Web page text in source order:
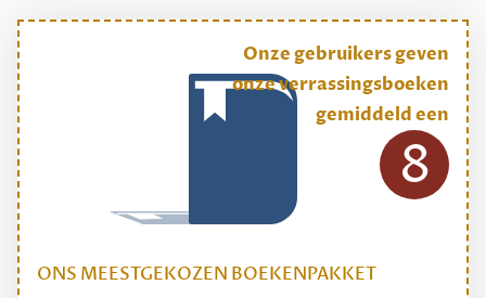
ONS MEESTGEKOZEN BOEKENPAKKET
Onze gebruikers geven
onze verrassingsboeken
gemiddeld een
8